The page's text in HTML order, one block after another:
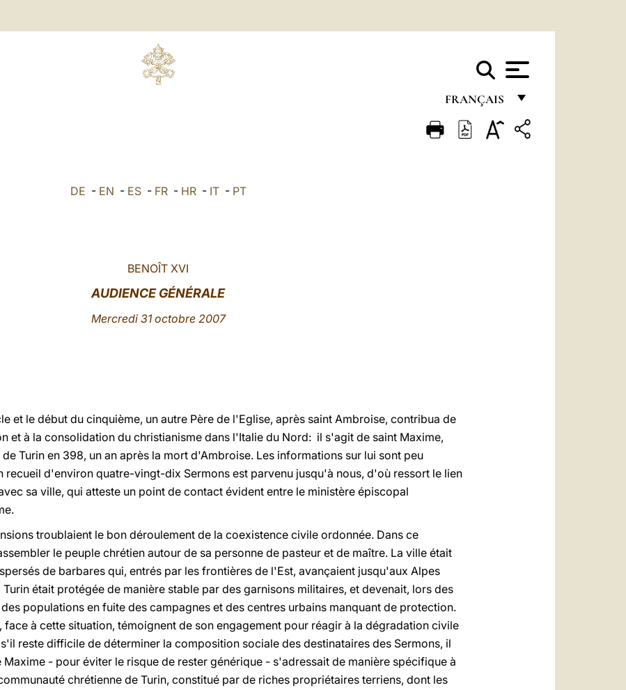
FRANÇAIS
FRANÇAIS
DE - EN - ES- FR- HR- IT- PT
BENOÎT XVI
AUDIENCE GÉNÉRALE
Mercredi 31 octobre 2007
et le début du cinquième, un autre Père de l'Eglise, après saint Ambroise, contribua de
et à la consolidation du christianisme dans l'Italie du Nord: il s'agit de saint Maxime,
Turin en 398, un an après la mort d'Ambroise. Les informations sur lui sont peu
recueil d'environ quatre-vingt-dix Sermons est parvenu jusqu'à nous, d'où ressort le lien
sa ville, qui atteste un point de contact évident entre le ministère épiscopal
troublaient le bon déroulement de la coexistence civile ordonnée. Dans ce
le peuple chrétien autour de sa personne de pasteur et de maître. La ville était
de barbares qui, entrés par les frontières de l'Est, avançaient jusqu'aux Alpes
était protégée de manière stable par des garnisons militaires, et devenait, lors des
populations en fuite des campagnes et des centres urbains manquant de protection.
face à cette situation, témoignent de son engagement pour réagir à la dégradation civile
reste difficile de déterminer la composition sociale des destinataires des Sermons, il
- pour éviter le risque de rester générique - s'adressait de manière spécifique à
chrétienne de Turin, constitué par de riches propriétaires terriens, dont les